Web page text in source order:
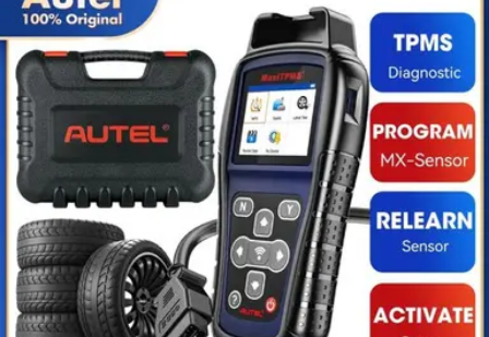
Aprende con Nosotros
GamificaciónMetodologías de AprendizajeTécnicas de
AprendizajeEstrategias de AprendizajeAprendizaje Activo
Aprende con Nosotros